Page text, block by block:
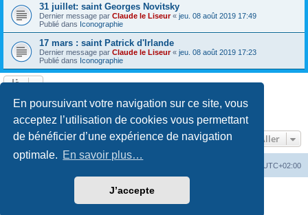
En poursuivant votre navigation sur ce site, vous
acceptez l’utilisation de cookies vous permettant
de bénéficier d’une expérience de navigation
optimale. En savoir plus…
J’accepte
31 juillet: saint Georges Novitsky
Dernier message par Claude le Liseur« jeu. 08 août 2019 17:49
Publié dans Iconographie
17 mars : saint Patrick d'Irlande
Dernier message par Claude le Liseur« jeu. 08 août 2019 17:23
Publié dans Iconographie
Page1sur20
3
Aller
UTC+02:00
phpBB® Forum Software © phpBB Limited
©